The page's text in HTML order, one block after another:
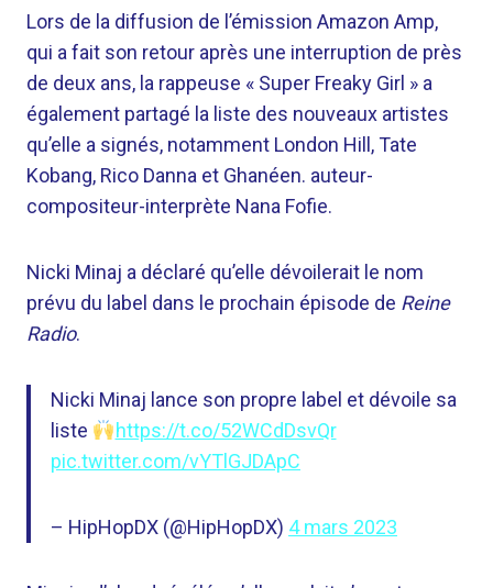
Lors de la diffusion de l’émission Amazon Amp,
qui a fait son retour après une interruption de près
de deux ans, la rappeuse « Super Freaky Girl » a
également partagé la liste des nouveaux artistes
qu’elle a signés, notamment London Hill, Tate
Kobang, Rico Danna et Ghanéen. auteur-
compositeur-interprète Nana Fofie.
Nicki Minaj a déclaré qu’elle dévoilerait le nom
prévu du label dans le prochain épisode de Reine
Radio.
Nicki Minaj lance son propre label et dévoile sa
liste
https://t.co/52WCdDsvQr
pic.twitter.com/vYTlGJDApC
– HipHopDX (@HipHopDX) 4 mars 2023